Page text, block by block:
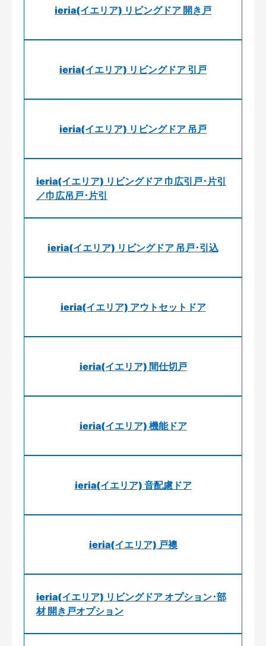
ieria(イエリア) リビングドア 開き戸
ieria(イエリア) リビングドア 引戸
ieria(イエリア) リビングドア 吊戸
ieria(イエリア) リビングドア 巾広引戸･片引
／巾広吊戸･片引
ieria(イエリア) リビングドア 吊戸･引込
ieria(イエリア) アウトセットドア
ieria(イエリア) 間仕切戸
ieria(イエリア) 機能ドア
ieria(イエリア) 音配慮ドア
ieria(イエリア) 戸襖
ieria(イエリア) リビングドア オプション･部
材 開き戸オプション